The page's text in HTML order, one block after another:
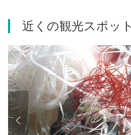
近くの観光スポット